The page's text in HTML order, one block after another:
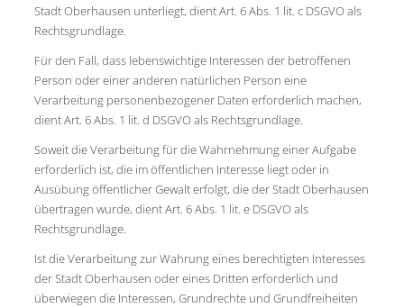
Stadt Oberhausen unterliegt, dient Art. 6 Abs. 1 lit. c DSGVO als
Rechtsgrundlage.
Für den Fall, dass lebenswichtige Interessen der betroffenen
Person oder einer anderen natürlichen Person eine
Verarbeitung personenbezogener Daten erforderlich machen,
dient Art. 6 Abs. 1 lit. d DSGVO als Rechtsgrundlage.
Soweit die Verarbeitung für die Wahrnehmung einer Aufgabe
erforderlich ist, die im öffentlichen Interesse liegt oder in
Ausübung öffentlicher Gewalt erfolgt, die der Stadt Oberhausen
übertragen wurde, dient Art. 6 Abs. 1 lit. e DSGVO als
Rechtsgrundlage.
Ist die Verarbeitung zur Wahrung eines berechtigten Interesses
der Stadt Oberhausen oder eines Dritten erforderlich und
überwiegen die Interessen, Grundrechte und Grundfreiheiten